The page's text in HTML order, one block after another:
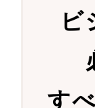
ビ
す